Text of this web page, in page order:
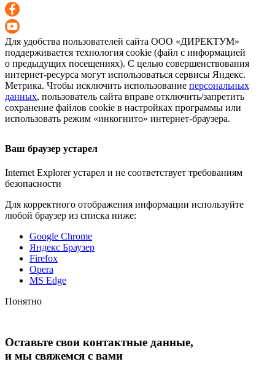
Для удобства пользователей сайта ООО «ДИРЕКТУМ»
поддерживается технология cookie (файл с информацией
о предыдущих посещениях). С целью совершенствования
интернет-ресурса могут использоваться сервисы Яндекс.
Метрика. Чтобы исключить использование персональных
данных, пользователь сайта вправе отключить/запретить
сохранение файлов cookie в настройках программы или
использовать режим «инкогнито» интернет-браузера.
Ваш браузер устарел
Internet Explorer устарел и не соответствует требованиям
безопасности
Для корректного отображения информации используйте
любой браузер из списка ниже:
Google Chrome
Яндекс Браузер
Firefox
Opera
MS Edge
Понятно
Оставьте свои контактные данные,
и мы свяжемся с вами